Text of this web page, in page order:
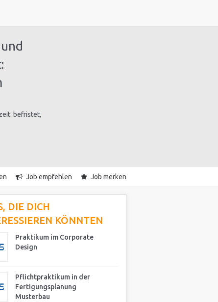
befristet,
Job empfehlen Job merken
DIE DICH
KÖNNTEN
Praktikum im Corporate
Design
Pflichtpraktikum in der
Fertigungsplanung
Musterbau